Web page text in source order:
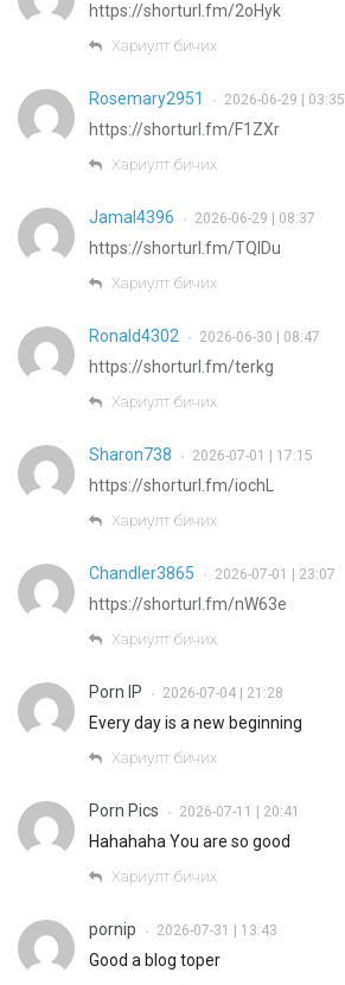
https://shorturl.fm/2oHyk
Хариулт бичих
Rosemary2951 • 2026-06-29 | 03:35
https://shorturl.fm/F1ZXr
Хариулт бичих
Jamal4396 • 2026-06-29 | 08:37
https://shorturl.fm/TQIDu
Хариулт бичих
Ronald4302 • 2026-06-30 | 08:47
https://shorturl.fm/terkg
Хариулт бичих
Sharon738 • 2026-07-01 | 17:15
https://shorturl.fm/iochL
Хариулт бичих
Chandler3865 • 2026-07-01 | 23:07
https://shorturl.fm/nW63e
Хариулт бичих
Porn IP • 2026-07-04 | 21:28
Every day is a new beginning
Хариулт бичих
Porn Pics • 2026-07-11 | 20:41
Hahahaha You are so good
Хариулт бичих
pornip • 2026-07-31 | 13:43
Good a blog toper